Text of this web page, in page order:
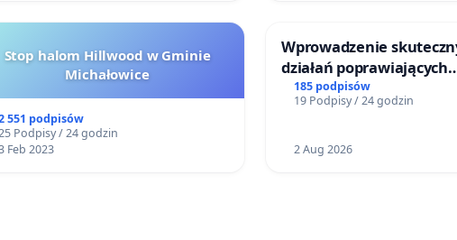
Stop halom Hillwood w Gminie
Michałowice
551 podpisów
Podpisy / 24 godzin
Feb 2023
Wprowadzenie
działań poprawiających
bezpieczeństwo na ulicy
Żeromskiego w Otwocku
185 podpisów
19 Podpisy / 24 godzin
2 Aug 2026